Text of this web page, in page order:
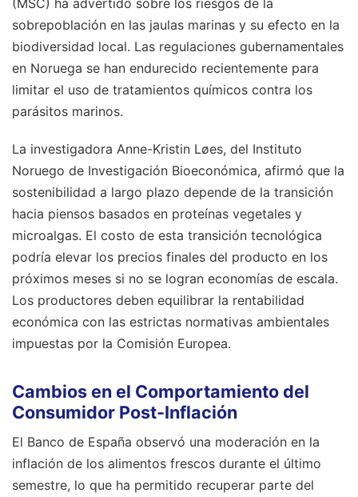
(MSC) ha advertido sobre los riesgos de la
sobrepoblación en las jaulas marinas y su efecto en la
biodiversidad local. Las regulaciones gubernamentales
en Noruega se han endurecido recientemente para
limitar el uso de tratamientos químicos contra los
parásitos marinos.
La investigadora Anne-Kristin Løes, del Instituto
Noruego de Investigación Bioeconómica, afirmó que la
sostenibilidad a largo plazo depende de la transición
hacia piensos basados en proteínas vegetales y
microalgas. El costo de esta transición tecnológica
podría elevar los precios finales del producto en los
próximos meses si no se logran economías de escala.
Los productores deben equilibrar la rentabilidad
económica con las estrictas normativas ambientales
impuestas por la Comisión Europea.
Cambios en el Comportamiento del
Consumidor Post-Inflación
El Banco de España observó una moderación en la
inflación de los alimentos frescos durante el último
semestre, lo que ha permitido recuperar parte del